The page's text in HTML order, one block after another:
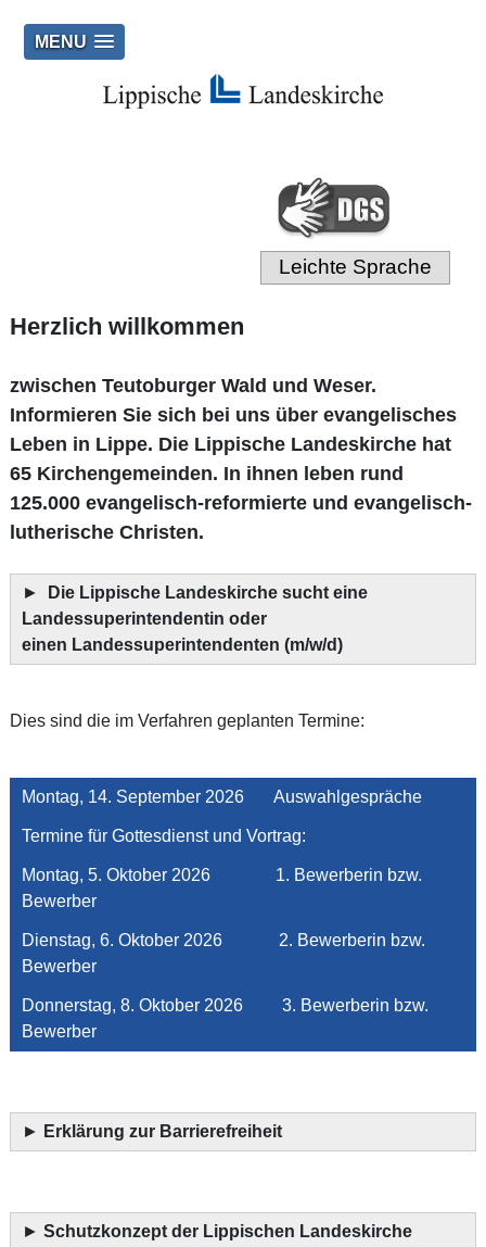
MENU
Leichte Sprache
Herzlich willkommen
zwischen Teutoburger Wald und Weser.
Informieren Sie sich bei uns über evangelisches
Leben in Lippe. Die Lippische Landeskirche hat
65 Kirchengemeinden. In ihnen leben rund
125.000 evangelisch-reformierte und evangelisch-
lutherische Christen.
►
Die Lippische Landeskirche sucht eine
Landessuperintendentin oder
einen Landessuperintendenten (m/w/d)
Dies sind die im Verfahren geplanten Termine:
Montag, 14. September 2026 Auswahlgespräche
Termine für Gottesdienst und Vortrag:
Montag, 5. Oktober 2026 1. Bewerberin bzw.
Bewerber
Dienstag, 6. Oktober 2026 2. Bewerberin bzw.
Bewerber
Donnerstag, 8. Oktober 2026 3. Bewerberin bzw.
Bewerber
► Erklärung zur Barrierefreiheit
► Schutzkonzept der Lippischen Landeskirche